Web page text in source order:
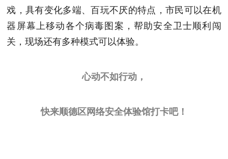
戏，具有变化多端、百玩不厌的特点，市民可以在机
器屏幕上移动各个病毒图案，帮助安全卫士顺利闯
关，现场还有多种模式可以体验。
心动不如行动，
快来顺德区网络安全体验馆打卡吧！